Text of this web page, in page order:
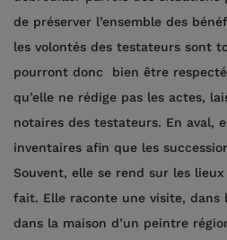
de préserver l’ensemble des
les volontés des testateurs sont
pourront donc bien être
qu’elle ne rédige pas les actes,
notaires des testateurs. En aval,
inventaires afin que les
Souvent, elle se rend sur les
fait. Elle raconte une visite, dans
dans la maison d’un peintre